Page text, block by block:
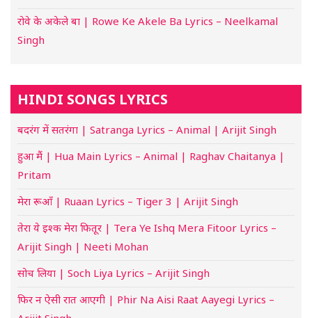
रोवे के अकेले बा | Rowe Ke Akele Ba Lyrics – Neelkamal
Singh
HINDI SONGS LYRICS
बदरंग में सतरंगा | Satranga Lyrics – Animal | Arijit Singh
हुआ मैं | Hua Main Lyrics – Animal | Raghav Chaitanya |
Pritam
मेरा रूआँ | Ruaan Lyrics – Tiger 3 | Arijit Singh
तेरा ये इश्क मेरा फितूर | Tera Ye Ishq Mera Fitoor Lyrics –
Arijit Singh | Neeti Mohan
सोच लिया | Soch Liya Lyrics – Arijit Singh
फिर न ऐसी रात आएगी | Phir Na Aisi Raat Aayegi Lyrics –